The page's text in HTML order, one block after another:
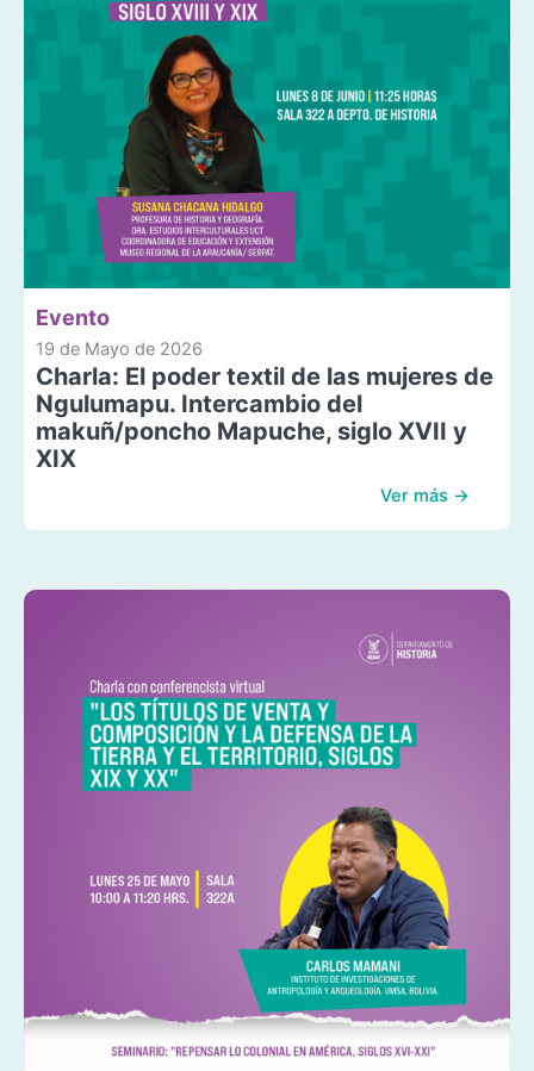
Evento
19 de Mayo de 2026
Charla: El poder textil de las mujeres de
Ngulumapu. Intercambio del
makuñ/poncho Mapuche, siglo XVII y
XIX
Ver más →